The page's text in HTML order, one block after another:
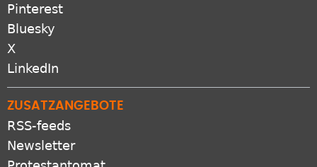
Pinterest
Bluesky
X
LinkedIn
ZUSATZANGEBOTE
RSS-feeds
Newsletter